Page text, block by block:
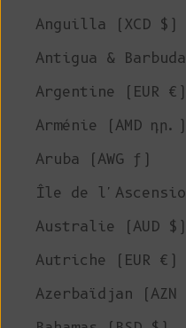
Anguilla (XCD $)
Antigua &
Argentine (EUR €)
Arménie (AMD դր.)
Aruba (AWG ƒ)
Île de
Australie (AUD $)
Autriche (EUR €)
Azerbaïdjan (AZN